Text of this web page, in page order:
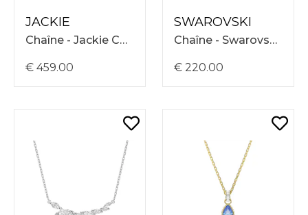
JACKIE
Chaîne - Jackie Collier Cannaregio - 40-42,5-45cm JKN24.462
€ 459.00
SWAROVSKI
Chaîne - Swarovski Sublima Chocker Necklace 33-40 5760763
€ 220.00